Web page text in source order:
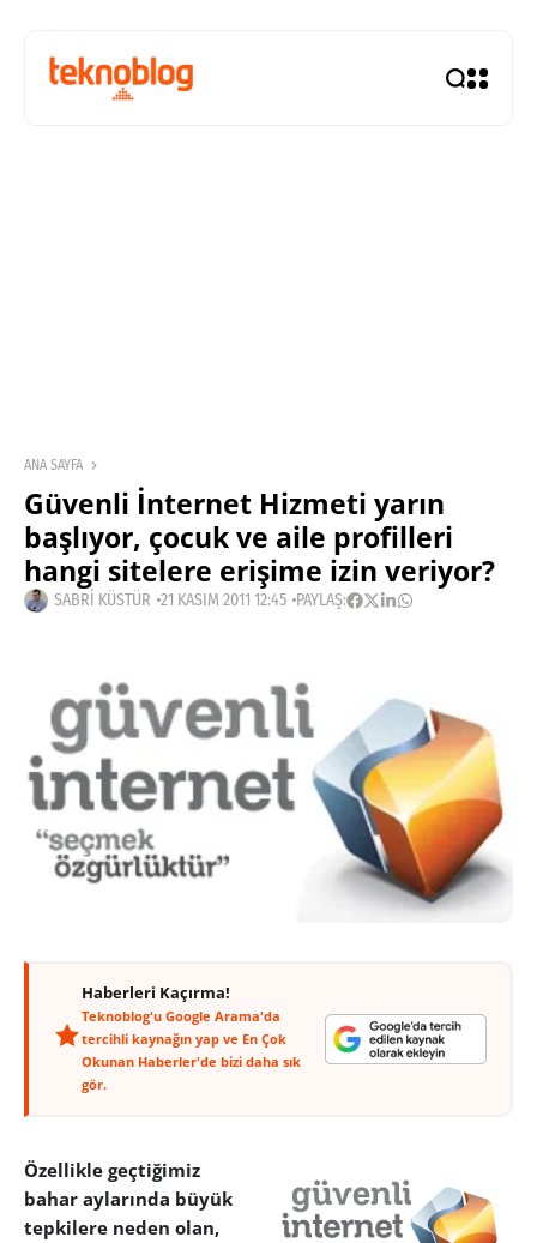
ANA SAYFA
Güvenli İnternet Hizmeti yarın
başlıyor, çocuk ve aile profilleri
hangi sitelere erişime izin veriyor?
SABRI KÜSTÜR 21 KASIM 2011 12:45 PAYLAŞ:
Haberleri Kaçırma!
Teknoblog'u Google Arama'da
tercihli kaynağın yap ve En Çok
Okunan Haberler'de bizi daha sık
gör.
Özellikle geçtiğimiz
bahar aylarında büyük
tepkilere neden olan,